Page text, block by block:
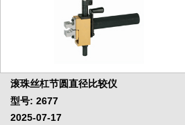
滚珠丝杠节圆直径比较仪
型号: 2677
2025-07-17